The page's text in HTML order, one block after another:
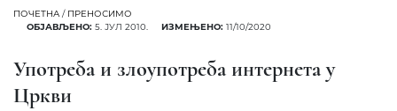
ПОЧЕТНА / ПРЕНОСИМО
ОБЈАВЉЕНО: 5. ЈУЛ 2010. ИЗМЕЊЕНО: 11/10/2020
Употреба и злоупотреба интернета у
Цркви